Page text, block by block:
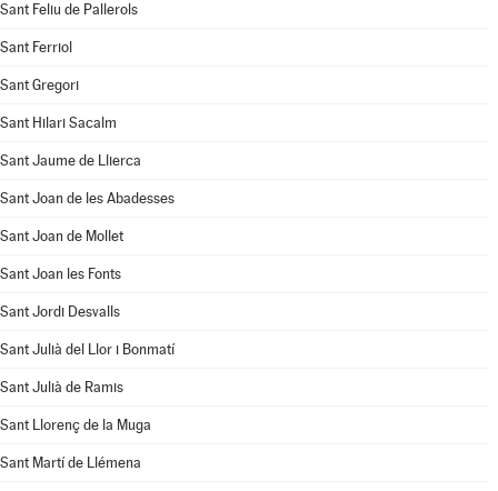
Sant Feliu de Pallerols
Sant Ferriol
Sant Gregori
Sant Hilari Sacalm
Sant Jaume de Llierca
Sant Joan de les Abadesses
Sant Joan de Mollet
Sant Joan les Fonts
Sant Jordi Desvalls
Sant Julià del Llor i Bonmatí
Sant Julià de Ramis
Sant Llorenç de la Muga
Sant Martí de Llémena